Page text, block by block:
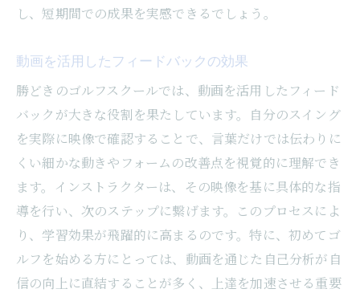
し、短期間での成果を実感できるでしょう。
動画を活用したフィードバックの効果
勝どきのゴルフスクールでは、動画を活用したフィード
バックが大きな役割を果たしています。自分のスイング
を実際に映像で確認することで、言葉だけでは伝わりに
くい細かな動きやフォームの改善点を視覚的に理解でき
ます。インストラクターは、その映像を基に具体的な指
導を行い、次のステップに繋げます。このプロセスによ
り、学習効果が飛躍的に高まるのです。特に、初めてゴ
ルフを始める方にとっては、動画を通じた自己分析が自
信の向上に直結することが多く、上達を加速させる重要